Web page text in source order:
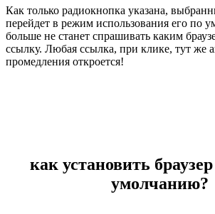
Как только радиокнопка указана,
перейдет в режим использования его по
больше не станет спрашивать каким
ссылку. Любая ссылка, при клике, тут же
промедления откроется!
как установить
умолчанию?